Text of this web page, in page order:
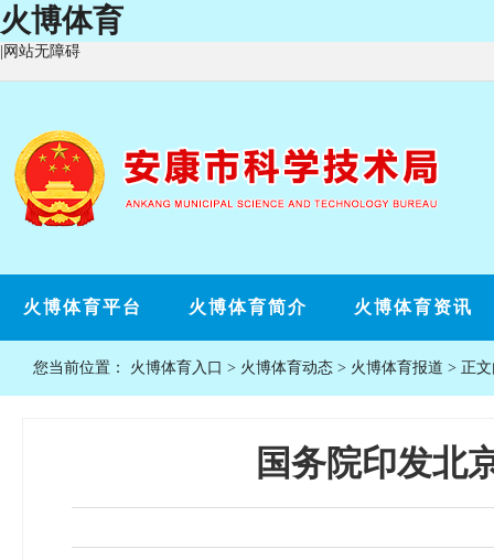
火博体育
网站无障碍
火博体育平台 火博体育简介 火博体育资讯
您当前位置： 火博体育入口 > 火博体育动态 > 火博体育报道 > 正
国务院印发北